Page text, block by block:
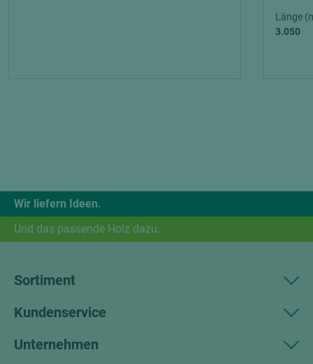
Länge
3.050
Wir liefern Ideen.
Und das passende Holz dazu.
Sortiment
Kundenservice
Unternehmen